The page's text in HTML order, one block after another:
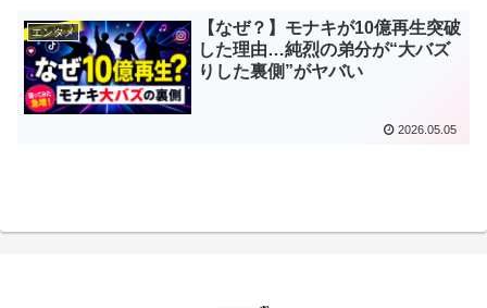
エンタメ
【なぜ？】モナキが10億再生突破
した理由…純烈の弟分が“大バズ
りした裏側”がヤバい
2026.05.05